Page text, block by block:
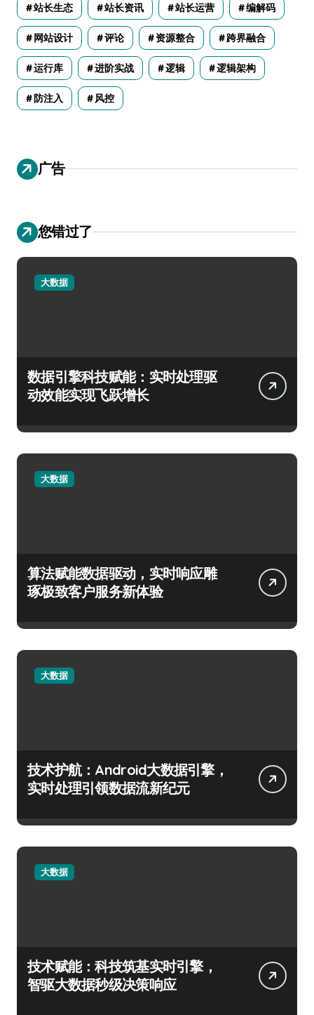
站长生态 站长资讯 站长运营 编解码
网站设计 评论 资源整合 跨界融合
运行库 进阶实战 逻辑 逻辑架构
防注入 风控
广告
您错过了
大数据
数据引擎科技赋能：实时处理驱
动效能实现飞跃增长
大数据
算法赋能数据驱动，实时响应雕
琢极致客户服务新体验
大数据
技术护航：Android大数据引擎，
实时处理引领数据流新纪元
大数据
技术赋能：科技筑基实时引擎，
智驱大数据秒级决策响应